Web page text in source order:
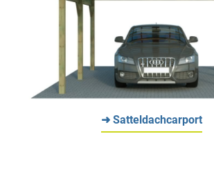
➜ Satteldachcarport